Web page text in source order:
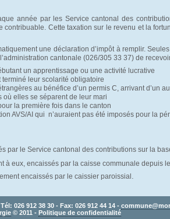
année par les Service cantonal des
contribuable. Cette taxation sur le revenu et la
une déclaration d’impôt à remplir.
cantonale (026/305 33 37) de
un apprentissage ou une activité lucrative
terminé leur scolarité obligatoire
au bénéfice d’un permis C, arrivant d’un
où elles se séparent de leur mari
la première fois dans le canton
AVS/AI qui n’auraient pas été imposés pour la
par le Service cantonal des contributions sur la
à eux, encaissés par la caisse communale depuis
encaissés par le caissier paroissial .
026 912 38 30 - Fax: 026 912 44 14 -
© 2011 - Politique de confidentialité